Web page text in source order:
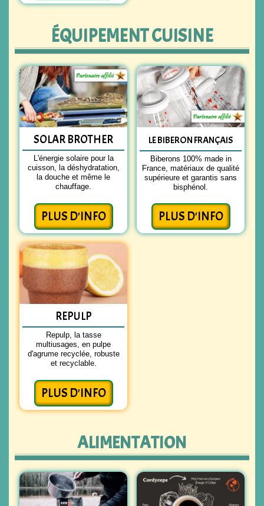
ÉQUIPEMENT CUISINE
SOLAR BROTHER
L'énergie solaire pour la
cuisson, la déshydratation,
la douche et même le
chauffage.
PLUS D'INFO
LE BIBERON FRANÇAIS
Biberons 100% made in
France, matériaux de qualité
supérieure et garantis sans
bisphénol.
PLUS D'INFO
REPULP
Repulp, la tasse
multiusages, en pulpe
d'agrume recyclée, robuste
et recyclable.
PLUS D'INFO
ALIMENTATION